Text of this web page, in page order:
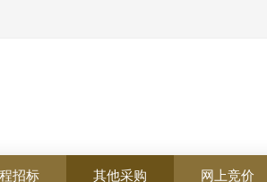
招标 其他采购 网上竞价